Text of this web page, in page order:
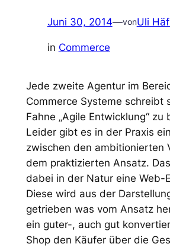
Juni 30, 2014—vonUli
in Commerce
Jede zweite Agentur im
Commerce Systeme schreibt
Fahne „Agile Entwicklung“ zu
Leider gibt es in der Praxis
zwischen den ambitionierten
dem praktizierten Ansatz.
dabei in der Natur eine Web-
Diese wird aus der
getrieben was vom Ansatz
ein guter-, auch gut
Shop den Käufer über die